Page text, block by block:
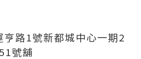
亨路1號新都城中心一期2
號舖